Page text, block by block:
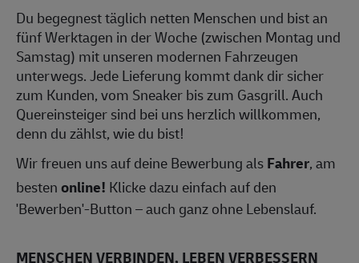
Du begegnest täglich netten Menschen und bist an
fünf Werktagen in der Woche (zwischen Montag und
Samstag) mit unseren modernen Fahrzeugen
unterwegs. Jede Lieferung kommt dank dir sicher
zum Kunden, vom Sneaker bis zum Gasgrill. Auch
Quereinsteiger sind bei uns herzlich willkommen,
denn du zählst, wie du bist!
Wir freuen uns auf deine Bewerbung alsFahrer, am
bestenonline! Klicke dazu einfach auf den
'Bewerben'-Button – auch ganz ohne Lebenslauf.
MENSCHEN VERBINDEN, LEBEN VERBESSERN